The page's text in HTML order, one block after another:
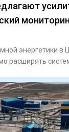
энергетики в
расширять